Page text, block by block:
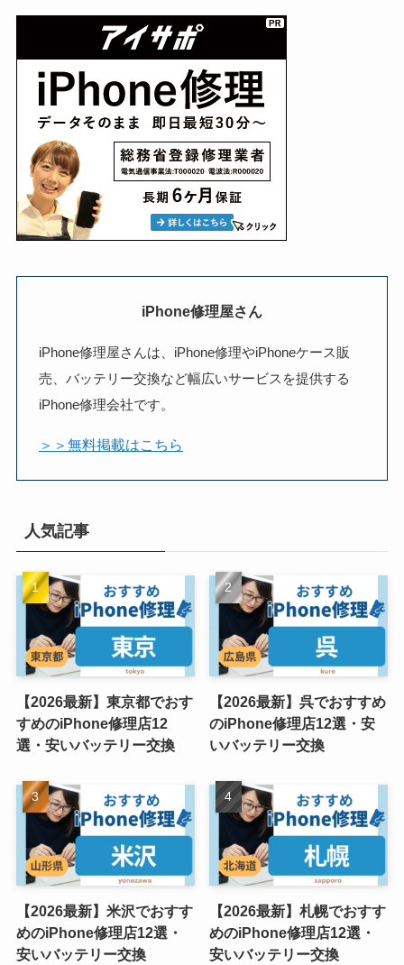
iPhone修理屋さん
iPhone修理屋さんは、iPhone修理やiPhoneケース販
売、バッテリー交換など幅広いサービスを提供する
iPhone修理会社です。
＞＞無料掲載はこちら
人気記事
【2026最新】東京都でおす
すめのiPhone修理店12
選・安いバッテリー交換
【2026最新】呉でおすすめ
のiPhone修理店12選・安
いバッテリー交換
【2026最新】米沢でおすす
めのiPhone修理店12選・
安いバッテリー交換
【2026最新】札幌でおすす
めのiPhone修理店12選・
安いバッテリー交換